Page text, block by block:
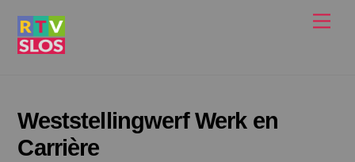
Weststellingwerf Werk en
Carrière